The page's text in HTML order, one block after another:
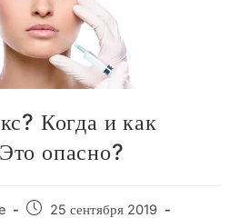
Когда и как
опасно?
Запись25 сентября 2019